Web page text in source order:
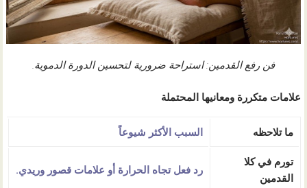
فن رفع القدمين: استراحة ضرورية لتحسين الدورة الدموية.
علامات متكررة ومعانيها المحتملة
ما تلاحظه السبب الأكثر شيوعاً
تورم في كلا
القدمين
رد فعل تجاه الحرارة أو علاماتقصور وريدي.